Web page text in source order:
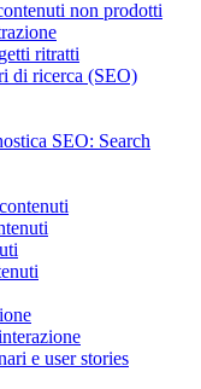
non prodotti
ritratti
di ricerca (SEO)
SEO: Search
e user stories